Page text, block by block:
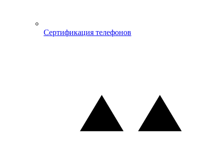
Сертификация телефонов